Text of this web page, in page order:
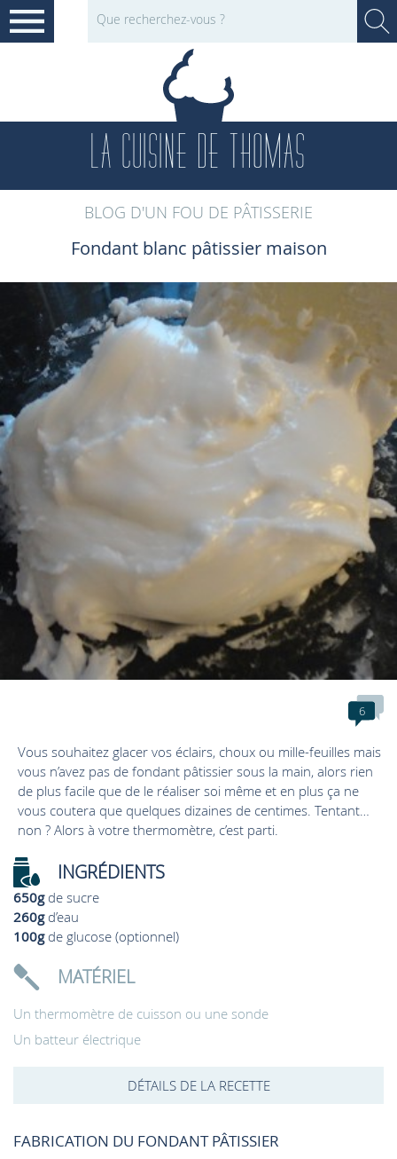
LA CUISINE DE THOMAS
BLOG D'UN FOU DE PÂTISSERIE
Fondant blanc pâtissier maison
6
Vous souhaitez glacer vos éclairs, choux ou mille-feuilles mais
vous n’avez pas de fondant pâtissier sous la main, alors rien
de plus facile que de le réaliser soi même et en plus ça ne
vous coutera que quelques dizaines de centimes. Tentant…
non ? Alors à votre thermomètre, c’est parti.
INGRÉDIENTS
650gde sucre
260gd’eau
100gde glucose (optionnel)
MATÉRIEL
Un thermomètre de cuisson ou une sonde
Un batteur électrique
DÉTAILS DE LA RECETTE
FABRICATION DU FONDANT PÂTISSIER